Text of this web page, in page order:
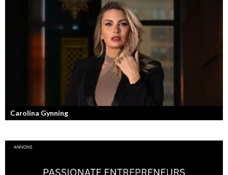
Konstnären som balanserar känslofylld konst med hårt fysiskt arbete.
Carolina Gynning
Under ytan av en passionerad och strukturerad entreprenör.